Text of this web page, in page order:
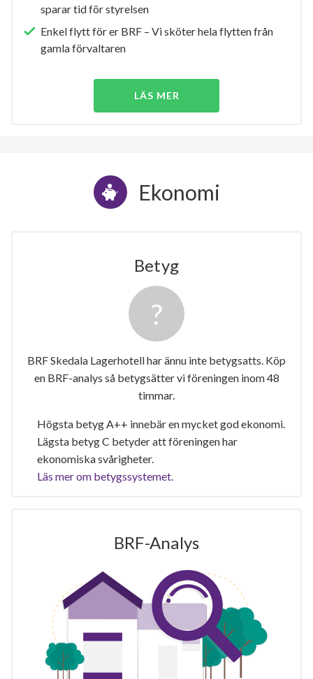
sparar tid för styrelsen
Enkel flytt för er BRF – Vi sköter hela flytten från
gamla förvaltaren
LÄS MER
Ekonomi
Betyg
BRF Skedala Lagerhotell har ännu inte betygsatts. Köp
en BRF-analys så betygsätter vi föreningen inom 48
timmar.
Högsta betyg A++ innebär en mycket god ekonomi.
Lägsta betyg C betyder att föreningen har
ekonomiska svårigheter.
Läs mer om betygssystemet.
BRF-Analys